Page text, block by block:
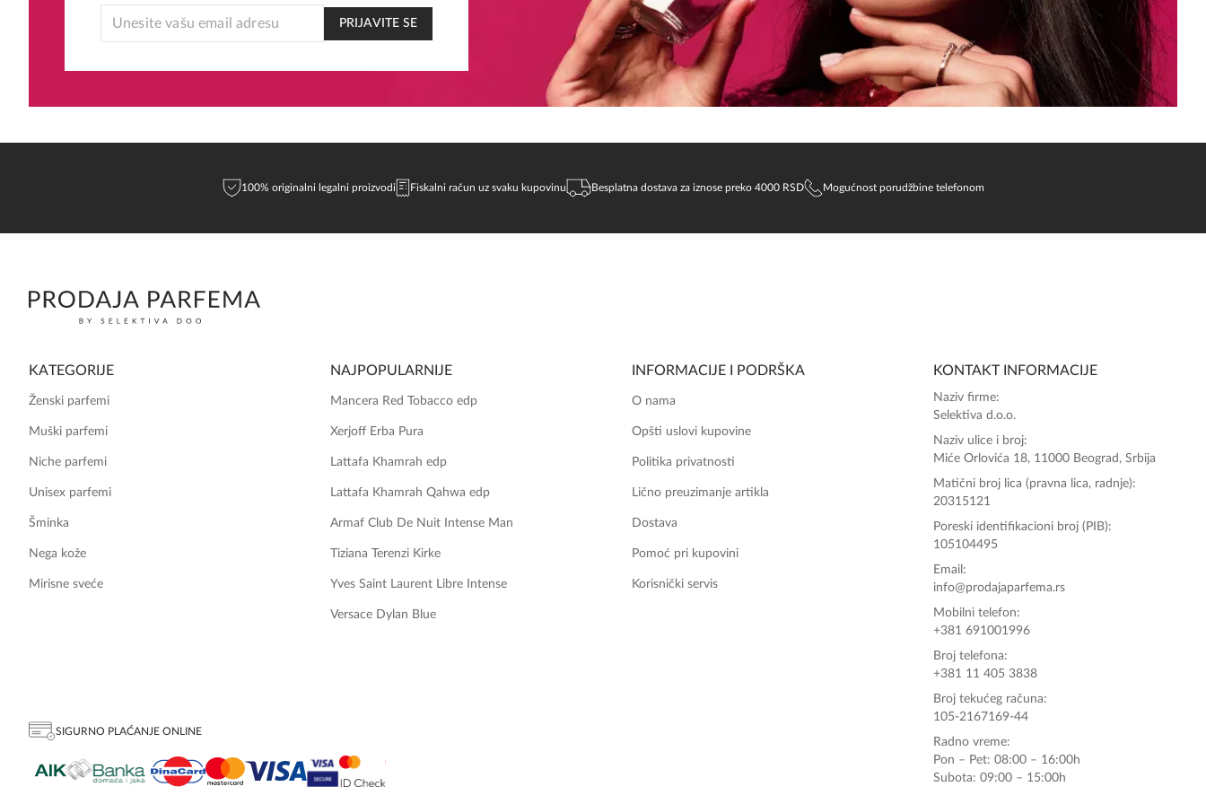
EMAIL
PRIJAVITE SE
100% originalni legalni proizvodi Fiskalni račun uz svaku kupovinu Besplatna dostava za iznose preko 4000 RSD Mogućnost porudžbine telefonom
KATEGORIJE
Ženski parfemi
Muški parfemi
Niche parfemi
Unisex parfemi
Šminka
Nega kože
Mirisne sveće
NAJPOPULARNIJE
Mancera Red Tobacco edp
Xerjoff Erba Pura
Lattafa Khamrah edp
Lattafa Khamrah Qahwa edp
Armaf Club De Nuit Intense Man
Tiziana Terenzi Kirke
Yves Saint Laurent Libre Intense
Versace Dylan Blue
INFORMACIJE I PODRŠKA
O nama
Opšti uslovi kupovine
Politika privatnosti
Lično preuzimanje artikla
Dostava
Pomoć pri kupovini
Korisnički servis
KONTAKT INFORMACIJE
Naziv firme:
Selektiva d.o.o.
Naziv ulice i broj:
Miće Orlovića 18, 11000 Beograd, Srbija
Matični broj lica (pravna lica, radnje):
20315121
Poreski identifikacioni broj (PIB):
105104495
Email:
info@prodajaparfema.rs
Mobilni telefon:
+381 691001996
Broj telefona:
+381 11 405 3838
Broj tekućeg računa:
105-2167169-44
Radno vreme:
Pon – Pet: 08:00 – 16:00h
Subota: 09:00 – 15:00h
SIGURNO PLAĆANJE ONLINE
Zdravo, tu sam da Vam pomognem da
poručite svoj omiljeni parfem danas ali i za